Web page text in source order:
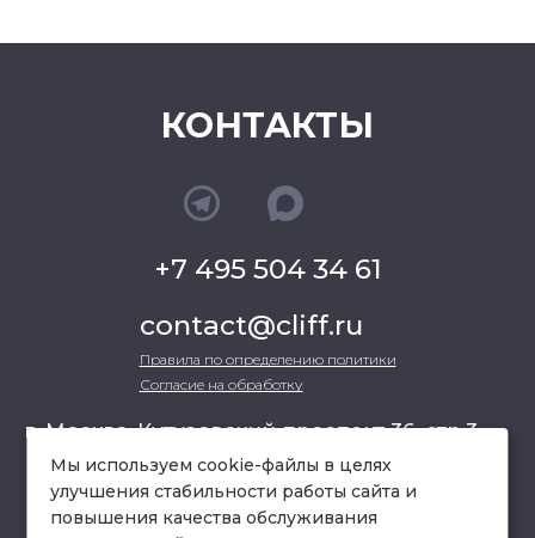
КОНТАКТЫ
+7 495 504 34 61
contact@cliff.ru
Правила по определению политики
Согласие на обработку
г. Москва, Кутузовский проспект 36, стр.3 ,
офис 301
Мы используем cookie-файлы в целях
улучшения стабильности работы сайта и
повышения качества обслуживания